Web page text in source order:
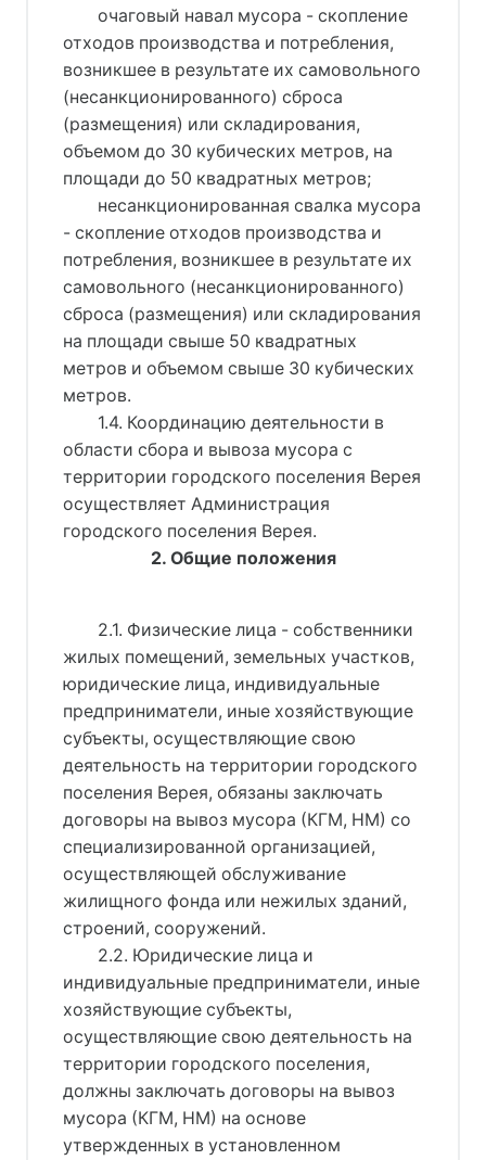
очаговый навал мусора - скопление
отходов производства и потребления,
возникшее в результате их самовольного
(несанкционированного) сброса
(размещения) или складирования,
объемом до 30 кубических метров, на
площади до 50 квадратных метров;
несанкционированная свалка мусора
- скопление отходов производства и
потребления, возникшее в результате их
самовольного (несанкционированного)
сброса (размещения) или складирования
на площади свыше 50 квадратных
метров и объемом свыше 30 кубических
метров.
1.4. Координацию деятельности в
области сбора и вывоза мусора с
территории городского поселения Верея
осуществляет Администрация
городского поселения Верея.
2. Общие положения
2.1. Физические лица - собственники
жилых помещений, земельных участков,
юридические лица, индивидуальные
предприниматели, иные хозяйствующие
субъекты, осуществляющие свою
деятельность на территории городского
поселения Верея, обязаны заключать
договоры на вывоз мусора (КГМ, НМ) со
специализированной организацией,
осуществляющей обслуживание
жилищного фонда или нежилых зданий,
строений, сооружений.
2.2. Юридические лица и
индивидуальные предприниматели, иные
хозяйствующие субъекты,
осуществляющие свою деятельность на
территории городского поселения,
должны заключать договоры на вывоз
мусора (КГМ, НМ) на основе
утвержденных в установленном